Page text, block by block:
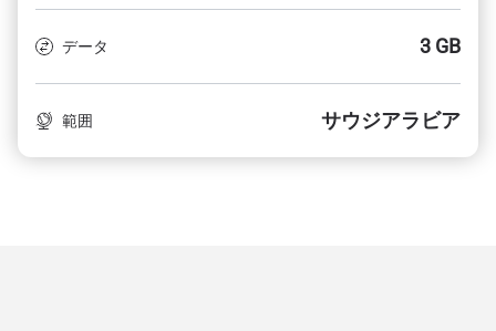
データ 3 GB
範囲 サウジアラビア